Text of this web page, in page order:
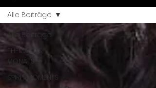
Alle Beiträge
THEMA DES
MONATS
SPIRIT MOMENTS
Alle Beiträge